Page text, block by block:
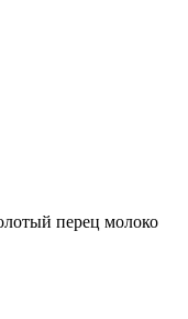
перец молоко